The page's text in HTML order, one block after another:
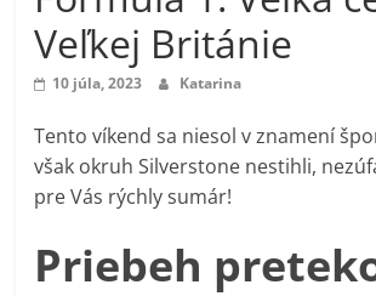
Veľkej Británie
10 júla, 2023 Katarina
Tento víkend sa niesol v znamení
však okruh Silverstone nestihli,
pre Vás rýchly sumár!
Priebeh